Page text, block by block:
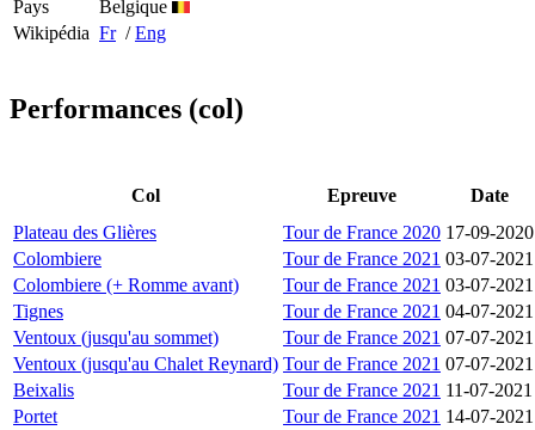
Pays
Belgique
Wikipédia Fr/Eng
Performances (col)
Col Epreuve
Date
Plateau des Glières
Tour de France 2020 17-09-2020
Colombiere
Tour de France 2021 03-07-2021
Colombiere (+ Romme avant)
Tour de France 2021 03-07-2021
Tignes
Tour de France 2021 04-07-2021
Ventoux (jusqu'au sommet)
Tour de France 2021 07-07-2021
Ventoux (jusqu'au Chalet Reynard) Tour de France 2021 07-07-2021
Beixalis
Tour de France 2021 11-07-2021
Portet
Tour de France 2021 14-07-2021